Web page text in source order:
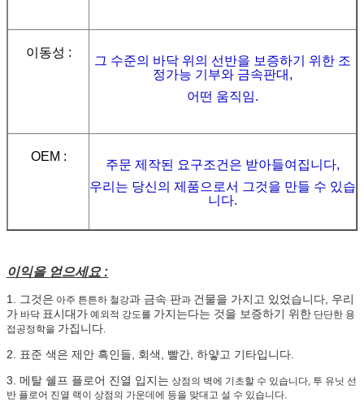
이동성 :
그 수준의 바닥 위의 선반을 보증하기 위한 조
정가능 기부와 금속판대,
어떤 움직임.
OEM :
주문 제작된 요구조건은 받아들여집니다,
우리는 당신의 제품으로서 그것을 만들 수 있습
니다.
이익을 얻으세요 :
1. 그것은 아주 튼튼하 철강과 금속 판과 건물을 가지고 있었습니다, 우리
가 바닥 표시대가 예외적 강도를 가지는다는 것을 보증하기 위한 단단한 용
접공정학을 가집니다.
2. 표준 색은 제안 흑인들, 회색, 빨간, 하얗고 기타입니다.
3. 메탈 쉘프 플로어 진열 입지는 상점의 벽에 기초할 수 있습니다, 투 유닛 선
반 플로어 진열 랙이 상점의 가운데에 등을 맞대고 설 수 있습니다.